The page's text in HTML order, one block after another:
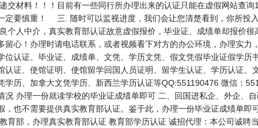
交材料！！！目前有一些同行所办理出来的认证只能在虚假网站查
定要慎重！ 三. 随时可以监视进度，我们会让您清楚看到，你所投
个人中介，真实教育部认证故意虚假报价，毕业证、成绩单却报价
留心！办理时请电话联系，或者视频看下对方的办公环境，办理实
位认证、毕业证、成绩单、文凭、学历文凭、假文凭假毕业证假学
证、使馆证明、使馆留学回国人员证明、留学生认证、学历认证、
学历、加拿大文凭学历、新西兰学历认证等QQ:551190476 微信：
况 办理一份就读学校的毕业证成绩单即可 二、回国进私企、外企、
，也不需要提供真实教育部认证。鉴于此，办理一份毕业证成绩单
育部，办理真实教育部认证 教育部学历认证 诚招代理：本公司诚聘